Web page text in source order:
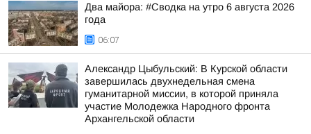
Два майора: #Сводка на утро 6 августа 2026
года
06:07
Александр Цыбульский: В Курской области
завершилась двухнедельная смена
гуманитарной миссии, в которой приняла
участие Молодежка Народного фронта
Архангельской области